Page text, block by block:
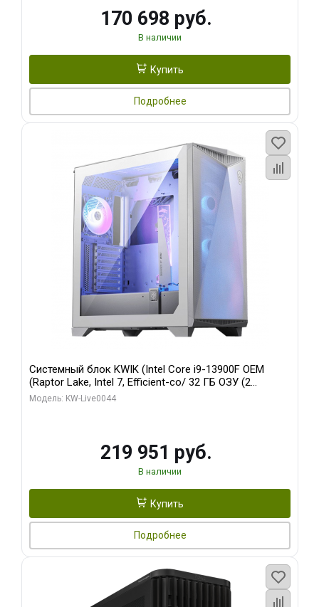
170 698 руб.
В наличии
Купить
Подробнее
Системный блок KWIK (Intel Core i9-13900F OEM
(Raptor Lake, Intel 7, Efficient-co/ 32 ГБ ОЗУ (2
модуля)/ Gigabyte RTX5070Ti AERO OC 16GB GDDR7
Модель: KW-Live0044
219 951 руб.
В наличии
Купить
Подробнее